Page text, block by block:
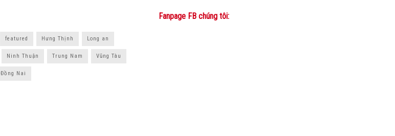
featured Hưng Thịnh Long an
Ninh Thuận Trung Nam Vũng Tàu
Đồng Nai
Fanpage FB chúng tôi: